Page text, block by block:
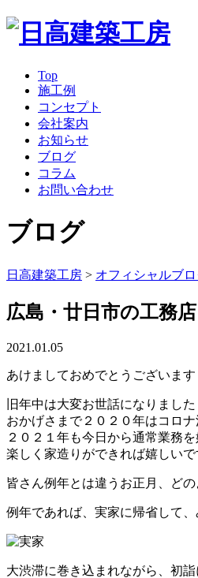
Top
施工例
コンセプト
会社案内
お知らせ
ブログ
コラム
お問い合わせ
ブログ
日高建築工房 > オフィシャルブ
広島・廿日市の工務
2021.01.05
あけましておめでとうございます
旧年中は大変お世話になりました
おかげさまで２０２０年はコロ
２０２１年も今日から通常業務
楽しく家造りができれば嬉しいで
皆さん例年とは違うお正月、ど
例年であれば、実家に帰省して
大渋滞に巻き込まれながら、初詣